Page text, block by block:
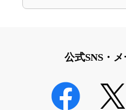
公式SNS・